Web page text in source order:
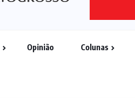
Opinião Colunas